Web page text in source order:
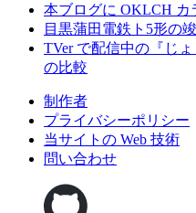
本ブログに OKLCH カ
目黒蒲田電鉄ト5形の
TVer で配信中の『じ
の比較
制作者
プライバシーポリシー
当サイトの Web 技術
問い合わせ